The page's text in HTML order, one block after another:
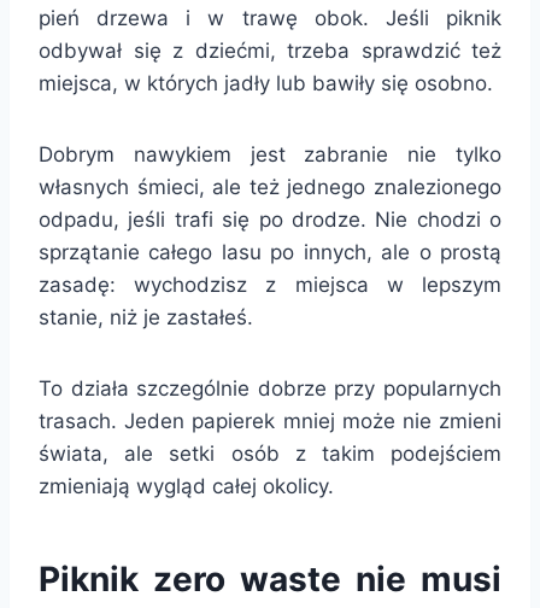
pień drzewa i w trawę obok. Jeśli piknik
odbywał się z dziećmi, trzeba sprawdzić też
miejsca, w których jadły lub bawiły się osobno.
Dobrym nawykiem jest zabranie nie tylko
własnych śmieci, ale też jednego znalezionego
odpadu, jeśli trafi się po drodze. Nie chodzi o
sprzątanie całego lasu po innych, ale o prostą
zasadę: wychodzisz z miejsca w lepszym
stanie, niż je zastałeś.
To działa szczególnie dobrze przy popularnych
trasach. Jeden papierek mniej może nie zmieni
świata, ale setki osób z takim podejściem
zmieniają wygląd całej okolicy.
Piknik zero waste nie musi